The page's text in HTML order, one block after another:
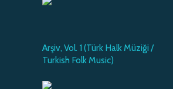
Arşiv, Vol. 1 (Türk Halk Müziği /
Turkish Folk Music)